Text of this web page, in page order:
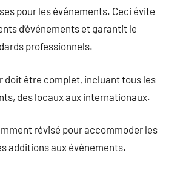
pour les événements. Ceci évite
d’événements et garantit le
professionnels.
doit être complet, incluant tous les
des locaux aux internationaux.
révisé pour accommoder les
additions aux événements.